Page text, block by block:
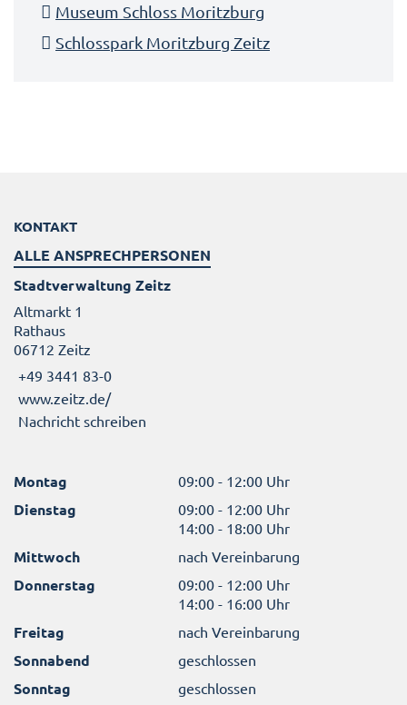
Museum Schloss Moritzburg
Schlosspark Moritzburg Zeitz
KONTAKT
ALLE ANSPRECHPERSONEN
Stadtverwaltung Zeitz
Altmarkt 1
Rathaus
06712 Zeitz
+49 3441 83-0
www.zeitz.de/
Nachricht schreiben
Montag 09:00 - 12:00 Uhr
Dienstag
09:00 - 12:00 Uhr
14:00 - 18:00 Uhr
Mittwoch nach Vereinbarung
Donnerstag
09:00 - 12:00 Uhr
14:00 - 16:00 Uhr
Freitag nach Vereinbarung
Sonnabend geschlossen
Sonntag geschlossen